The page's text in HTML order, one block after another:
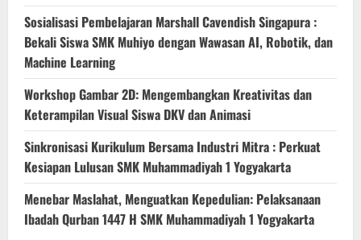
Sosialisasi Pembelajaran Marshall Cavendish Singapura :
Bekali Siswa SMK Muhiyo dengan Wawasan AI, Robotik, dan
Machine Learning
Workshop Gambar 2D: Mengembangkan Kreativitas dan
Keterampilan Visual Siswa DKV dan Animasi
Sinkronisasi Kurikulum Bersama Industri Mitra : Perkuat
Kesiapan Lulusan SMK Muhammadiyah 1 Yogyakarta
Menebar Maslahat, Menguatkan Kepedulian: Pelaksanaan
Ibadah Qurban 1447 H SMK Muhammadiyah 1 Yogyakarta